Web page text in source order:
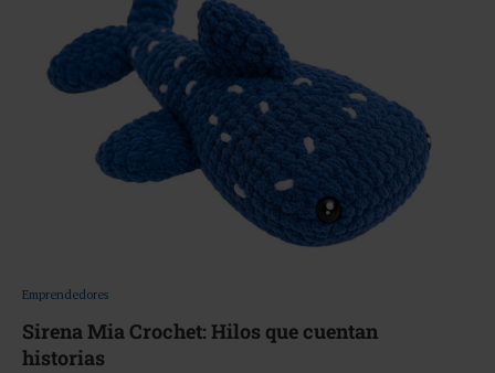
Emprendedores
Sirena Mia Crochet: Hilos que cuentan
historias